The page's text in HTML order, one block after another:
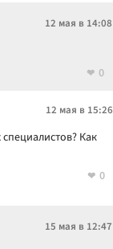
12 мая в 14:08
0
12 мая в 15:26
специалистов? Как
0
15 мая в 12:47